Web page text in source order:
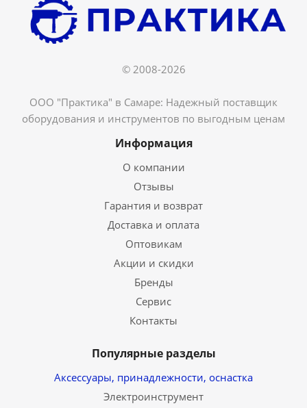
© 2008-2026
ООО "Практика" в Самаре: Надежный поставщик
оборудования и инструментов по выгодным ценам
Информация
О компании
Отзывы
Гарантия и возврат
Доставка и оплата
Оптовикам
Акции и скидки
Бренды
Сервис
Контакты
Популярные разделы
Аксессуары, принадлежности, оснастка
Электроинструмент